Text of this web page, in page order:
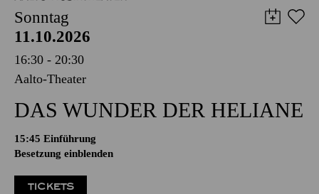
Sonntag
11.10.2026
16:30 - 20:30
Aalto-Theater
DAS WUNDER DER HELIANE
15:45 Einführung
Besetzung einblenden
TICKETS